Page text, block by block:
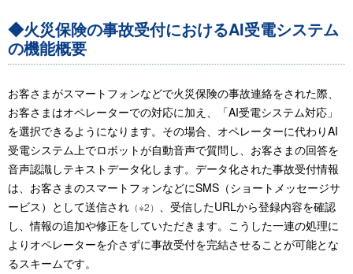
◆火災保険の事故受付におけるAI受電システム
の機能概要
お客さまがスマートフォンなどで火災保険の事故連絡をされた際、
お客さまはオペレーターでの対応に加え、「AI受電システム対応」
を選択できるようになります。その場合、オペレーターに代わりAI
受電システム上でロボットが自動音声で質問し、お客さまの回答を
音声認識しテキストデータ化します。データ化された事故受付情報
は、お客さまのスマートフォンなどにSMS（ショートメッセージサ
ービス）として送信され （※2） 、受信したURLから登録内容を確認
し、情報の追加や修正をしていただきます。こうした一連の処理に
よりオペレーターを介さずに事故受付を完結させることが可能とな
るスキームです。